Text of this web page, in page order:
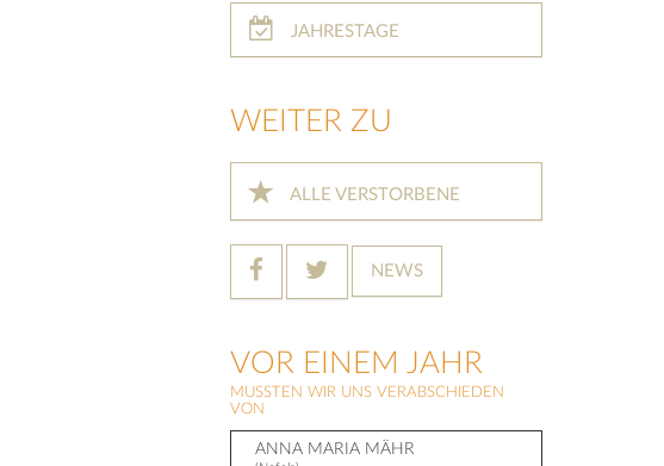
JAHRESTAGE
WEITER ZU
ALLE VERSTORBENE
NEWS
VOR EINEM JAHR
MUSSTEN WIR UNS VERABSCHIEDEN
VON
ANNA MARIA MÄHR